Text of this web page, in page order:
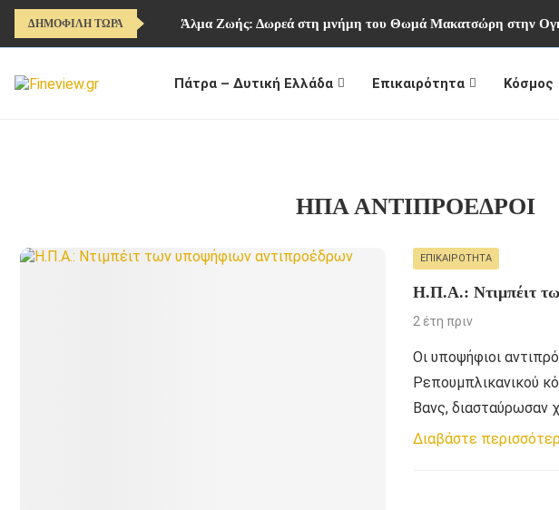
ΔΗΜΟΦΙΛΗ ΤΩΡΑ Άλμα Ζωής: Δωρεά στη μνήμη του Θωμά Μακατσώρη στην
Πάτρα – Δυτική Ελλάδα Επικαιρότητα Κόσμος
ΗΠΑ ΑΝΤΙΠΡΟΕΔΡΟΙ
ΕΠΙΚΑΙΡΌΤΗΤΑ
Η.Π.Α.: Ντιμπέιτ
2 έτη πριν
Οι υποψήφιοι
Ρεπουμπλικανικού
Βανς, διασταύρωσαν
Διαβάστε